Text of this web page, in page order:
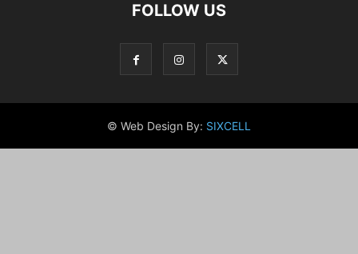
FOLLOW US
© Web Design By: SIXCELL